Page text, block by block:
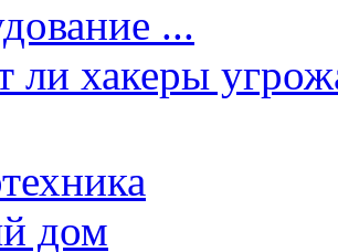
...
ли хакеры
дом